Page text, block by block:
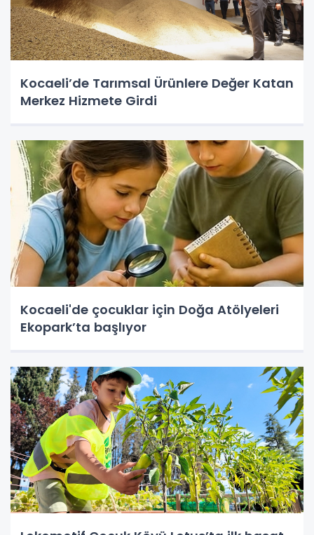
Kocaeli’de Tarımsal Ürünlere Değer Katan
Merkez Hizmete Girdi
Kocaeli'de çocuklar için Doğa Atölyeleri
Ekopark’ta başlıyor